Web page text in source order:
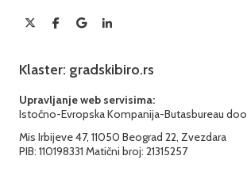
Klaster: gradskibiro.rs
Upravljanje web servisima:
Istočno-Evropska Kompanija-Butasbureau doo
Mis Irbijeve 47, 11050 Beograd 22, Zvezdara
PIB: 110198331 Matični broj: 21315257